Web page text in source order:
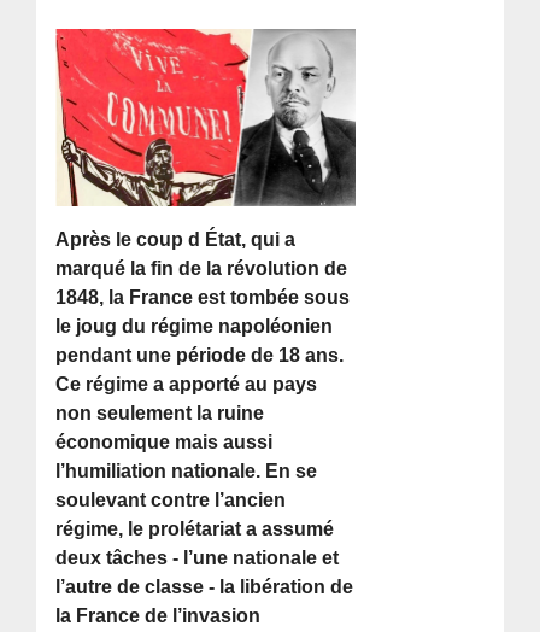
Après le coup d État, qui a
marqué la fin de la révolution de
1848, la France est tombée sous
le joug du régime napoléonien
pendant une période de 18 ans.
Ce régime a apporté au pays
non seulement la ruine
économique mais aussi
l’humiliation nationale. En se
soulevant contre l’ancien
régime, le prolétariat a assumé
deux tâches - l’une nationale et
l’autre de classe - la libération de
la France de l’invasion